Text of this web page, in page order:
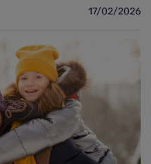
17/02/2026